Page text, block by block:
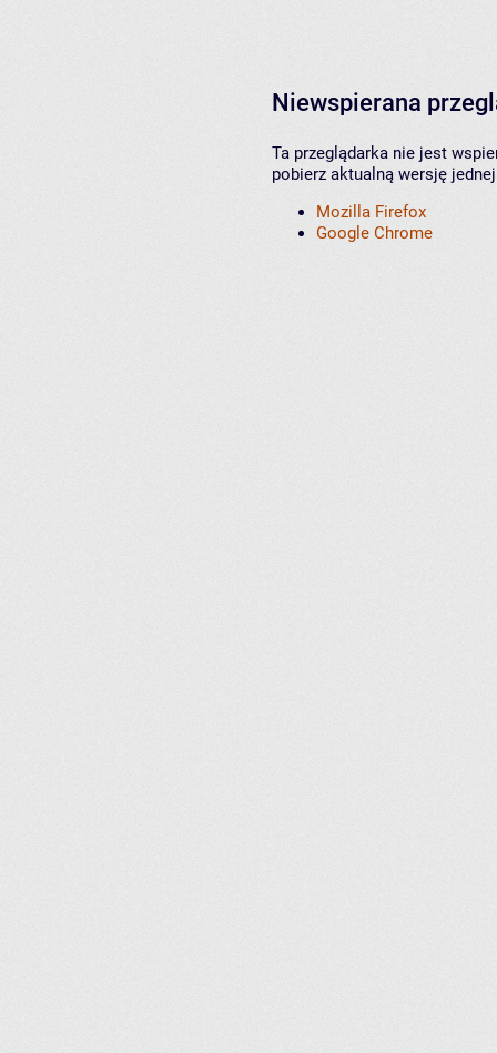
Niewspierana
Ta przeglądarka nie jest
pobierz aktualną wersję
Mozilla Firefox
Google Chrome